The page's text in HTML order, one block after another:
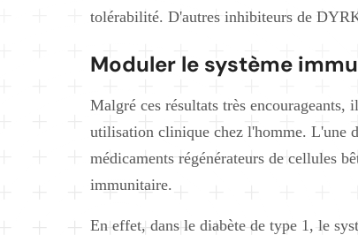
tolérabilité. D'autres inhibiteurs de
Moduler le système
Malgré ces résultats très
utilisation clinique chez l'homme. L'une
médicaments régénérateurs de cellules
immunitaire.
En effet, dans le diabète de type 1, le